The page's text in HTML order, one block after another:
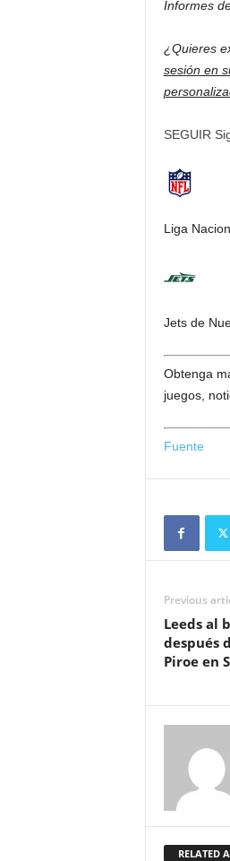
Informes
¿Quieres
sesión en
SEGUIR
Liga
Jets de
Obtenga
juegos,
Fuente
Previous
Leeds al
después
Piroe en
RELATED